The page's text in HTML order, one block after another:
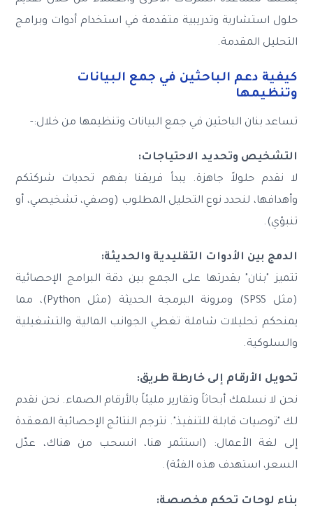
حلول استشارية وتدريبية متقدمة في استخدام أدوات وبرامج
التحليل المقدمة.
كيفية دعم الباحثين في جمع البيانات
وتنظيمها
تساعد بنان الباحثين في جمع البيانات وتنظيمها من خلال:-
التشخيص وتحديد الاحتياجات:
لا نقدم حلولاً جاهزة. يبدأ فريقنا بفهم تحديات شركتكم
وأهدافها، لنحدد نوع التحليل المطلوب (وصفي، تشخيصي، أو
تنبؤي).
الدمج بين الأدوات التقليدية والحديثة:
تتميز "بنان" بقدرتها على الجمع بين دقة البرامج الإحصائية
(مثل SPSS) ومرونة البرمجة الحديثة (مثل Python)، مما
يمنحكم تحليلات شاملة تغطي الجوانب المالية والتشغيلية
والسلوكية.
تحويل الأرقام إلى خارطة طريق:
نحن لا نسلمك أبحاثاً وتقارير مليئاً بالأرقام الصماء. نحن نقدم
لك "توصيات قابلة للتنفيذ". نترجم النتائج الإحصائية المعقدة
إلى لغة الأعمال: (استثمر هنا، انسحب من هناك، عدّل
السعر، استهدف هذه الفئة).
بناء لوحات تحكم مخصصة: